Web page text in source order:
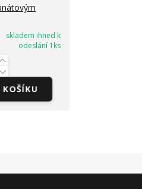
skladem ihned k
odeslání 1ks